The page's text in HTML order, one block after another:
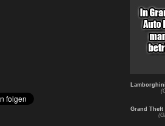
Grand Theft